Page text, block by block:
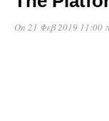
On 21 Φεβ 2019 11:00